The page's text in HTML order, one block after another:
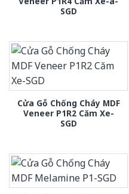
SGD
Cửa Gỗ Chống Cháy MDF
Veneer P1R2 Căm Xe-
SGD